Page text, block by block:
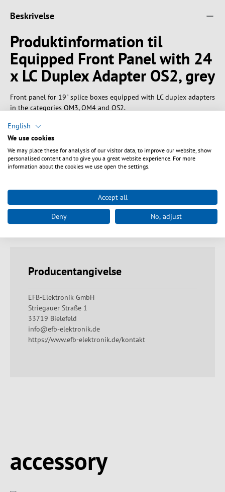
Beskrivelse
Produktinformation til
Equipped Front Panel with 24
x LC Duplex Adapter OS2, grey
Front panel for 19" splice boxes equipped with LC duplex adapters
in the categories OM3, OM4 and OS2.
Tekniske egenskaber
Downloads
Producentangivelse
EFB-Elektronik GmbH
Striegauer Straße 1
33719 Bielefeld
info@efb-elektronik.de
https://www.efb-elektronik.de/kontakt
accessory
English
We use cookies
We may place these for analysis of our visitor data, to improve our website, show
personalised content and to give you a great website experience. For more
information about the cookies we use open the settings.
Accept all
Deny No, adjust